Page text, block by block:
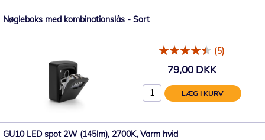
Nøgleboks med kombinationslås - Sort
(5)
79,00 DKK
LÆG I KURV
GU10 LED spot 2W (145lm), 2700K, Varm hvid